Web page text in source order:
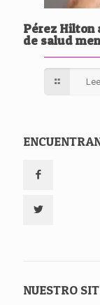
Pérez Hilton
de salud
NUESTRO